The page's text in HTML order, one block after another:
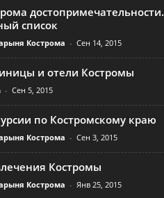
достопримечательности.
список
Кострома - Сен 14, 2015
и отели Костромы
- Сен 5, 2015
по Костромскому краю
Кострома - Сен 3, 2015
Костромы
Кострома - Янв 25, 2015